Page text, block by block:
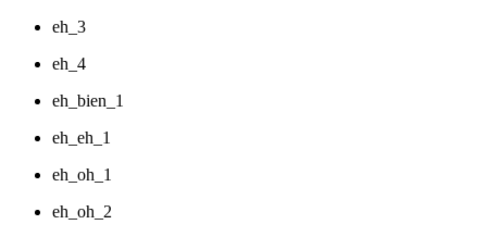
eh_3
eh_4
eh_bien_1
eh_eh_1
eh_oh_1
eh_oh_2